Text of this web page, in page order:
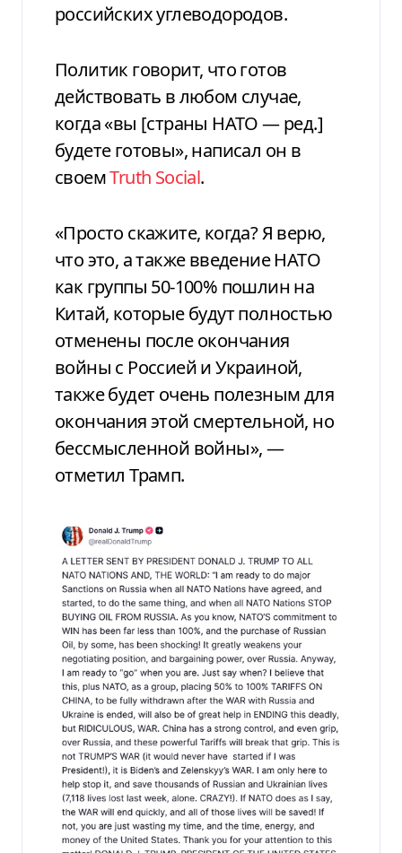
российских углеводородов.
Политик говорит, что готов
действовать в любом случае,
когда «вы [страны НАТО — ред.]
будете готовы», написал он в
своемTruth Social.
«Просто скажите, когда? Я верю,
что это, а также введение НАТО
как группы 50-100% пошлин на
Китай, которые будут полностью
отменены после окончания
войны с Россией и Украиной,
также будет очень полезным для
окончания этой смертельной, но
бессмысленной войны», —
отметил Трамп.